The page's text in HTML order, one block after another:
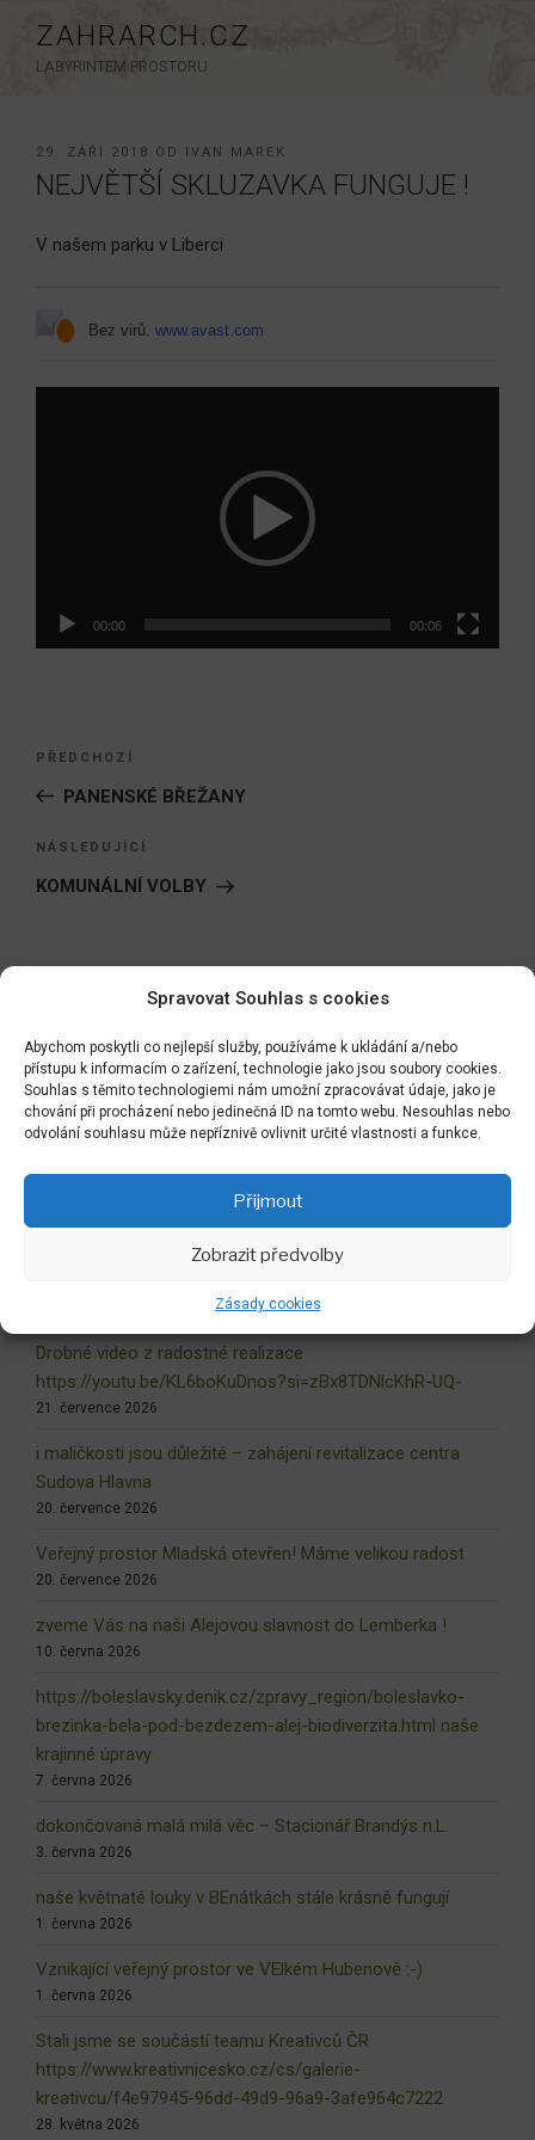
Spravovat Souhlas s cookies
Abychom poskytli co nejlepší služby, používáme k ukládání a/nebo
přístupu k informacím o zařízení, technologie jako jsou soubory cookies.
Souhlas s těmito technologiemi nám umožní zpracovávat údaje, jako je
chování při procházení nebo jedinečná ID na tomto webu. Nesouhlas nebo
odvolání souhlasu může nepříznivě ovlivnit určité vlastnosti a funkce.
Přijmout
Zobrazit předvolby
Zásady cookies
obsahu
ZAHRARCH.CZ
LABYRINTEM PROSTORU
PUBLIKOVÁNO
29. ZÁŘÍ 2018 OD IVAN MAREK
NEJVĚTŠÍ SKLUZAVKA FUNGUJE !
V našem parku v Liberci
Bez virů.www.avast.com
00:00 00:06
Navigace
příspěvek
Předchozí
příspěvek
PŘEDCHOZÍ
PANENSKÉ BŘEŽANY
Následující
příspěvek
NÁSLEDUJÍCÍ
KOMUNÁLNÍ VOLBY
Zpět do LABYRINTU
Drobné video z radostné realizace
https://youtu.be/KL6boKuDnos?si=zBx8TDNlcKhR-UQ-
21. července 2026
i maličkosti jsou důležité – zahájení revitalizace centra
Sudova Hlavna
20. července 2026
Veřejný prostor Mladská otevřen! Máme velikou radost
20. července 2026
zveme Vás na naši Alejovou slavnost do Lemberka !
10. června 2026
https://boleslavsky.denik.cz/zpravy_region/boleslavko-
brezinka-bela-pod-bezdezem-alej-biodiverzita.html naše
krajinné úpravy
7. června 2026
dokončovaná malá milá věc – Stacionář Brandýs n.L.
3. června 2026
naše květnaté louky v BEnátkách stále krásně fungují
1. června 2026
Vznikající veřejný prostor ve VElkém Hubenově :-)
1. června 2026
Stali jsme se součástí teamu Kreativců ČR
https://www.kreativnicesko.cz/cs/galerie-
kreativcu/f4e97945-96dd-49d9-96a9-3afe964c7222
28. května 2026